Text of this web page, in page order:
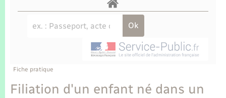
Nouvel habitant
Organisation d’événement
La Communauté de communes
Fiche pratique
Filiation d'un enfant né dans un